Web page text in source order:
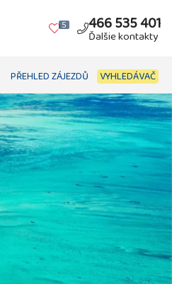
5 466 535 401
Ďalšie kontakty
PŘEHLED ZÁJEZDŮ VYHLEDÁVAČ